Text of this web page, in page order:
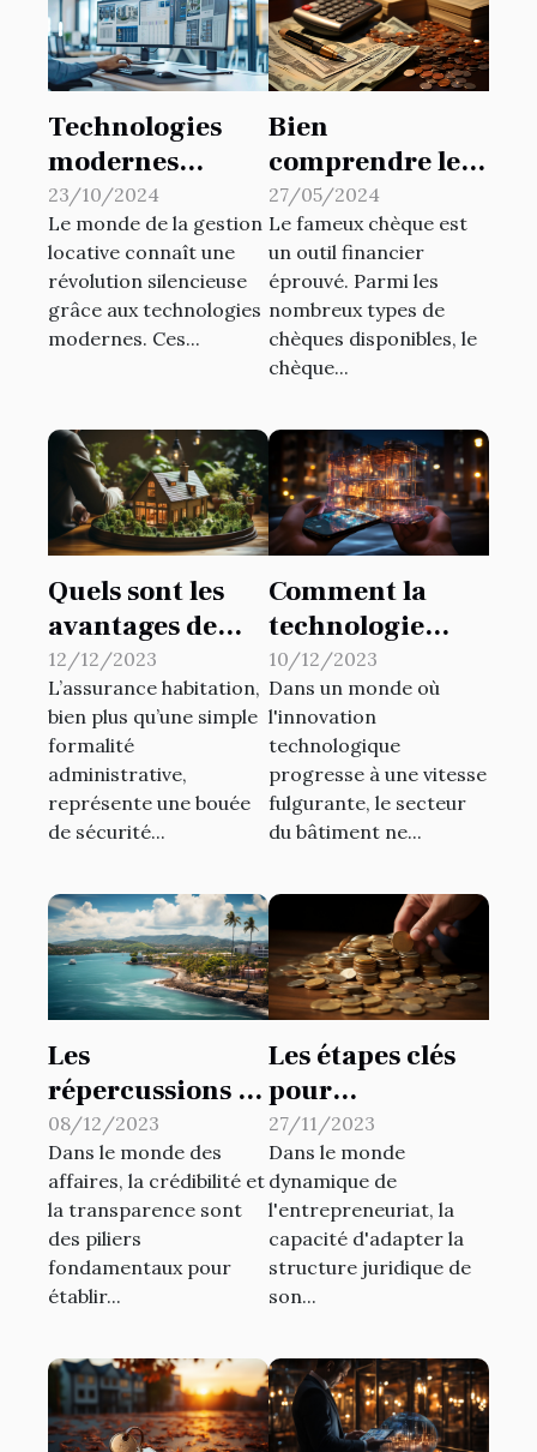
Technologies
modernes
appliquées à la
gestion locative
externalisée
23/10/2024
Le monde de la gestion
locative connaît une
révolution silencieuse
grâce aux technologies
modernes. Ces...
Bien
comprendre le
chèque de
correspondance
sans talon pour
une gestion
optimale des
finances
27/05/2024
Le fameux chèque est
un outil financier
éprouvé. Parmi les
nombreux types de
chèques disponibles, le
chèque...
Quels sont les
avantages de
l’assurance
habitation ?
12/12/2023
L’assurance habitation,
bien plus qu’une simple
formalité
administrative,
représente une bouée
de sécurité...
Comment la
technologie
révolutionne les
travaux de
bâtiments
10/12/2023
Dans un monde où
l'innovation
technologique
progresse à une vitesse
fulgurante, le secteur
du bâtiment ne...
Les
répercussions de
l'extrait KBIS
sur l'évaluation
de la crédibilité
des entreprises
en Guadeloupe
08/12/2023
Dans le monde des
affaires, la crédibilité et
la transparence sont
des piliers
fondamentaux pour
établir...
Les étapes clés
pour
transformer une
SASU en SAS :
avantages
stratégiques et
implications
fiscales
27/11/2023
Dans le monde
dynamique de
l'entrepreneuriat, la
capacité d'adapter la
structure juridique de
son...